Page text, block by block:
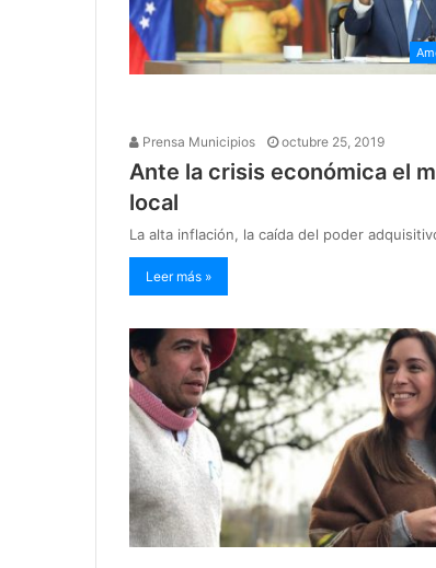
Prensa Municipios octubre 25, 2019
Ante la crisis económica el
local
La alta inflación, la caída del poder
Leer más »